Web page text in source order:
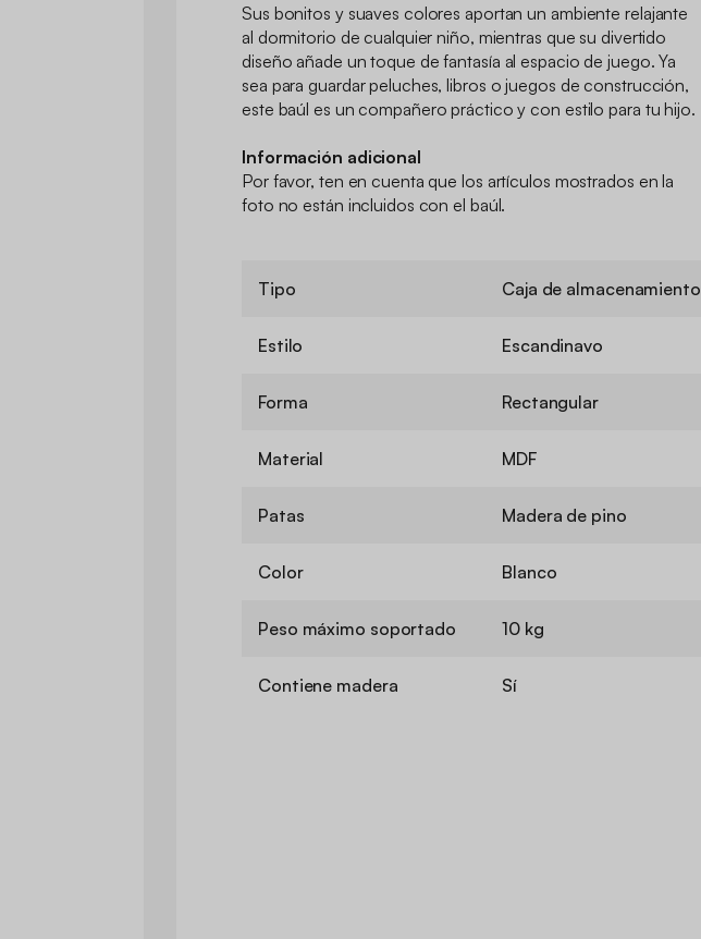
Sus bonitos y suaves colores aportan un ambiente relajante
al dormitorio de cualquier niño, mientras que su divertido
diseño añade un toque de fantasía al espacio de juego. Ya
sea para guardar peluches, libros o juegos de construcción,
este baúl es un compañero práctico y con estilo para tu hijo.
Información adicional
Por favor, ten en cuenta que los artículos mostrados en la
foto no están incluidos con el baúl.
Tipo Caja de almacenamiento
Estilo Escandinavo
Forma Rectangular
Material MDF
Patas Madera de pino
Color Blanco
Peso máximo soportado 10 kg
Contiene madera Sí